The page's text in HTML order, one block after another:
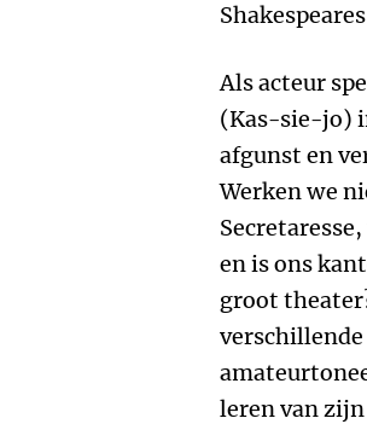
Als acteur
(Kas-sie-jo)
afgunst en
Werken we
en is ons
groot
leren van